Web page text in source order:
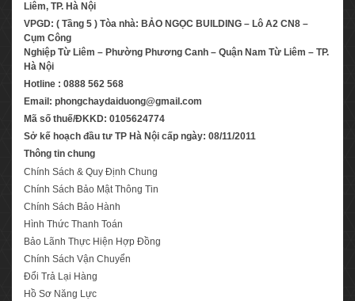
Liêm, TP. Hà Nội
VPGD: ( Tầng 5 ) Tòa nhà: BẢO NGỌC BUILDING – Lô A2 CN8 –
Cụm Công
Nghiệp Từ Liêm – Phường Phương Canh – Quận Nam Từ Liêm – TP.
Hà Nội
Hotline : 0888 562 568
Email: phongchaydaiduong@gmail.com
Mã số thuế/ĐKKD: 0105624774
Sở kế hoạch đầu tư TP Hà Nội cấp ngày: 08/11/2011
Thông tin chung
Chính Sách & Quy Định Chung
Chính Sách Bảo Mật Thông Tin
Chính Sách Bảo Hành
Hình Thức Thanh Toán
Bảo Lãnh Thực Hiện Hợp Đồng
Chính Sách Vận Chuyển
Đổi Trả Lại Hàng
Hồ Sơ Năng Lực